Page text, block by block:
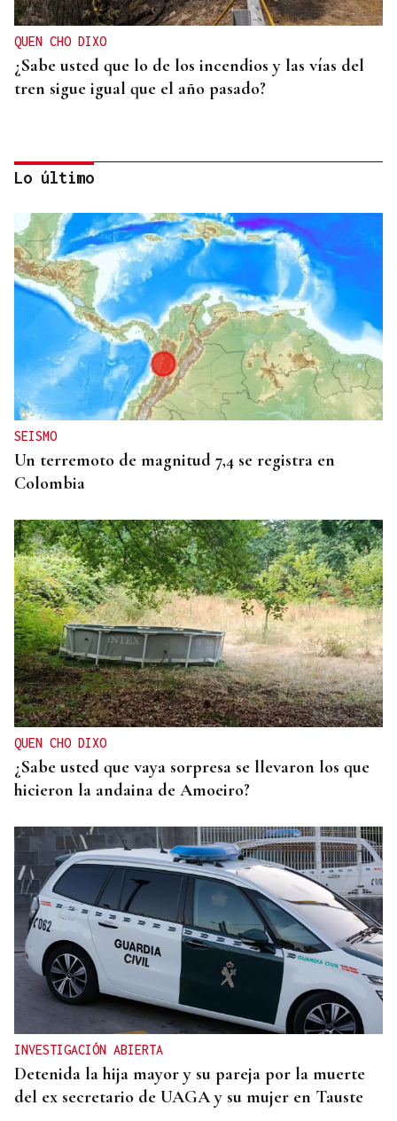
QUEN CHO DIXO
¿Sabe usted que lo de los incendios y las vías del
tren sigue igual que el año pasado?
HELICOPTERO MEDICALIZADO
Un motorista en estado grave tras una colisión en
Velle
Lo último
SEISMO
Un terremoto de magnitud 7,4 se registra en
Colombia
QUEN CHO DIXO
¿Sabe usted que vaya sorpresa se llevaron los que
hicieron la andaina de Amoeiro?
INVESTIGACIÓN ABIERTA
Detenida la hija mayor y su pareja por la muerte
del ex secretario de UAGA y su mujer en Tauste